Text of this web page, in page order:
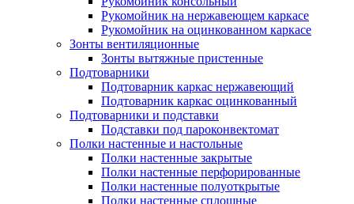
Рукомойник на нержавеющем каркасе
Рукомойник на оцинкованном каркасе
Зонты вентиляционные
Зонты вытяжные пристенные
Подтоварники
Подтоварник каркас нержавеющий
Подтоварник каркас оцинкованный
Подтоварники и подставки
Подставки под пароконвектомат
Полки настенные и настольные
Полки настенные закрытые
Полки настенные перфорированные
Полки настенные полуоткрытые
Полки настенные сплошные